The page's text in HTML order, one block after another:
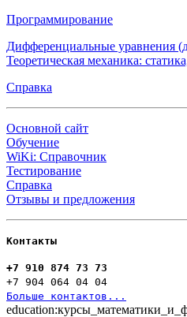
Программирование
Дифференциальные уравнения
Теоретическая механика:
Справка
Основной сайт
Обучение
WiKi: Справочник
Тестирование
Справка
Отзывы и предложения
Контакты
+7 910 874 73 73
+7 904 064 04 04
Больше контактов...